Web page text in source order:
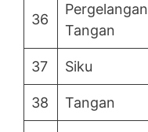
36
Pergelangan
Tangan
37 Siku
38 Tangan